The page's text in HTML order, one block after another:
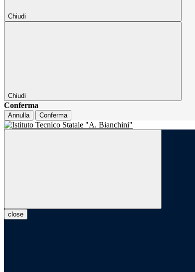
Chiudi
Chiudi
Conferma
Annulla Conferma
close